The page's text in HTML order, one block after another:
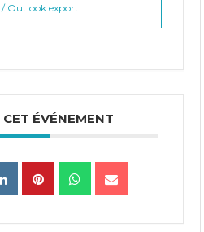
/ Outlook export
ÉVÉNEMENT